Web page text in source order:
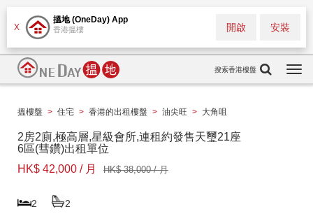
X
搵地 (OneDay) App
香港搵樓 安裝
開啟
搜索香港樓盤
搵樓盤 > 住宅 > 香港的出租樓盤 > 油尖旺 > 大角咀
2房2廁,極高層,星級會所,連租約發售天璽21座
6區(彗鑽)出租單位
HK$ 42,000 / 月
HK$ 38,000 / 月
2 2